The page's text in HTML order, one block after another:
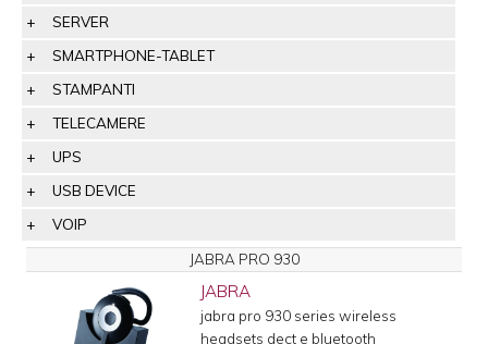
SERVER
SMARTPHONE-TABLET
STAMPANTI
TELECAMERE
UPS
USB DEVICE
VOIP
JABRA PRO 930
JABRA
jabra pro 930 series wireless
headsets dect e bluetooth